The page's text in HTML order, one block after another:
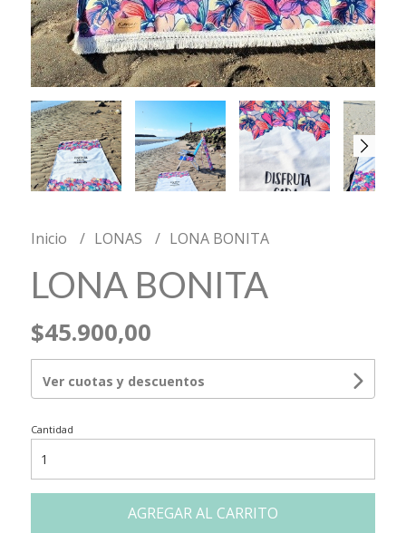
Inicio LONAS LONA BONITA
LONA BONITA
$45.900,00
Ver cuotas y descuentos
Cantidad
AGREGAR AL CARRITO